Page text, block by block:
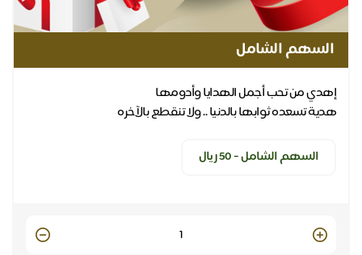
السهم الشامل
هدية تسعده ثوابها بالدنيا .. ولا تنقطع بالآخره
السهم الشامل - 50 ريال
Quantity